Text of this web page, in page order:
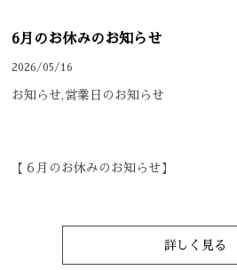
SALON INFO
CONCEPT
STYLE
6月のお休みのお知らせ
2026/05/16
お知らせ,営業日のお知らせ
【６月のお休みのお知らせ】
詳しく見る